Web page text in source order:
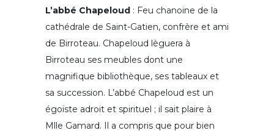
L’abbé Chapeloud : Feu chanoine de la
cathédrale de Saint-Gatien, confrère et ami
de Birroteau. Chapeloud lèguera à
Birroteau ses meubles dont une
magnifique bibliothèque, ses tableaux et
sa succession. L’abbé Chapeloud est un
égoïste adroit et spirituel ; il sait plaire à
Mlle Gamard. Il a compris que pour bien